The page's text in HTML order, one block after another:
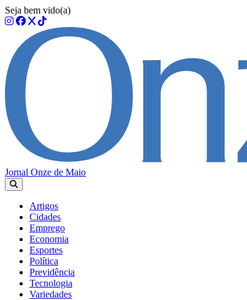
Seja bem vido(a)
Jornal Onze de Maio
Artigos
Cidades
Emprego
Economia
Esportes
Política
Previdência
Tecnologia
Variedades